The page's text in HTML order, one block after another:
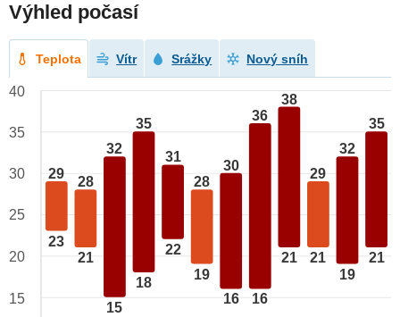
Výhled počasí
Teplota Vítr Srážky Nový sníh
29
23
28
21
32
15
35
18
31
22
28
19
30
16
36
16
38
21
29
21
32
19
35
21
40
35
30
25
20
15